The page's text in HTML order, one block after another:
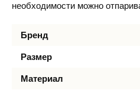
необходимости можно
Бренд
Размер
Материал